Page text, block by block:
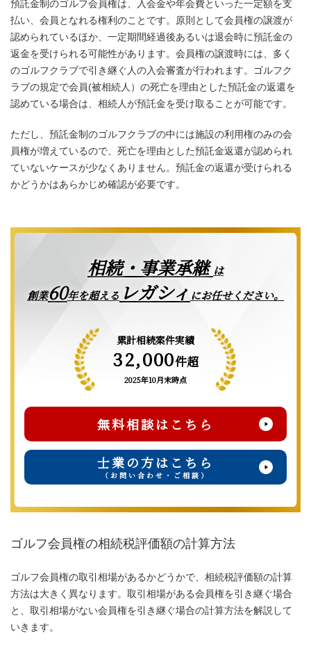
預託金制のゴルフ会員権は、入会金や年会費といった一定額を支
払い、会員となれる権利のことです。原則として会員権の譲渡が
認められているほか、一定期間経過後あるいは退会時に預託金の
返金を受けられる可能性があります。会員権の譲渡時には、多く
のゴルフクラブで引き継ぐ人の入会審査が行われます。ゴルフク
ラブの規定で会員(被相続人）の死亡を理由とした預託金の返還を
認めている場合は、相続人が預託金を受け取ることが可能です。
ただし、預託金制のゴルフクラブの中には施設の利用権のみの会
員権が増えているので、死亡を理由とした預託金返還が認められ
ていないケースが少なくありません。預託金の返還が受けられる
かどうかはあらかじめ確認が必要です。
相続・事業承継は
創業60年を超える レガシィ にお任せください。
累計相続案件実績
32,000件超
2025年10月末時点
無料相談はこちら
士業の方はこちら
（お問い合わせ・ご相談）
ゴルフ会員権の相続税評価額の計算方法
ゴルフ会員権の取引相場があるかどうかで、相続税評価額の計算
方法は大きく異なります。取引相場がある会員権を引き継ぐ場合
と、取引相場がない会員権を引き継ぐ場合の計算方法を解説して
いきます。